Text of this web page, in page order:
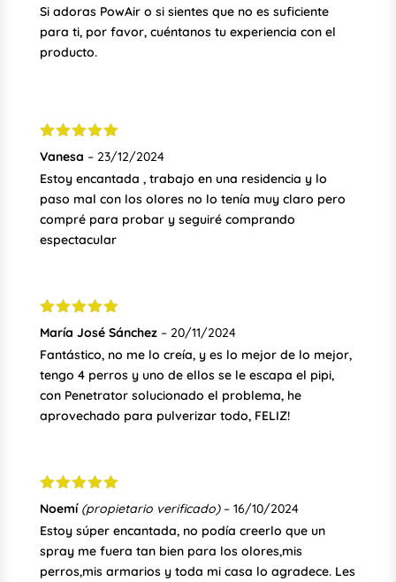
Si adoras PowAir o si sientes que no es suficiente
para ti, por favor, cuéntanos tu experiencia con el
producto.
Valorado
con5de 5
Vanesa – 23/12/2024
Estoy encantada , trabajo en una residencia y lo
paso mal con los olores no lo tenía muy claro pero
compré para probar y seguiré comprando
espectacular
Valorado
con5de 5
María José Sánchez – 20/11/2024
Fantástico, no me lo creía, y es lo mejor de lo mejor,
tengo 4 perros y uno de ellos se le escapa el pipi,
con Penetrator solucionado el problema, he
aprovechado para pulverizar todo, FELIZ!
Valorado
con5 de 5
Noemí (propietario verificado) – 16/10/2024
Estoy súper encantada, no podía creerlo que un
spray me fuera tan bien para los olores,mis
perros,mis armarios y toda mi casa lo agradece. Les